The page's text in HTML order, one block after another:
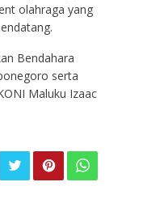
olahraga yang
Bendahara
serta
Maluku Izaac